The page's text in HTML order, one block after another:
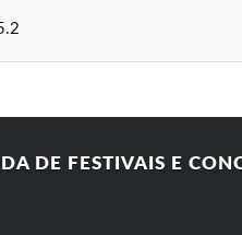
DE FESTIVAIS E